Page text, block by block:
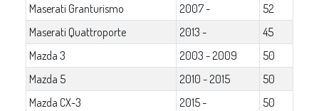
Maserati Granturismo
2007 -
52
Maserati Quattroporte
2013 -
45
Mazda 3
2003 - 2009
50
Mazda 5
2010 - 2015
50
Mazda CX-3
2015 -
50